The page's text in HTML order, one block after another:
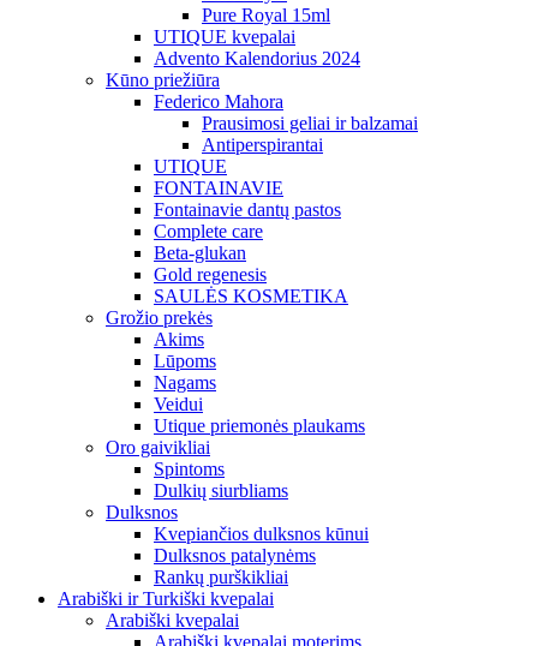
Pure Royal 15ml
UTIQUE kvepalai
Advento Kalendorius 2024
Kūno priežiūra
Federico Mahora
Prausimosi geliai ir balzamai
Antiperspirantai
UTIQUE
FONTAINAVIE
Fontainavie dantų pastos
Complete care
Beta-glukan
Gold regenesis
SAULĖS KOSMETIKA
Grožio prekės
Akims
Lūpoms
Nagams
Veidui
Utique priemonės plaukams
Oro gaivikliai
Spintoms
Dulkių siurbliams
Dulksnos
Kvepiančios dulksnos kūnui
Dulksnos patalynėms
Rankų purškikliai
Arabiški ir Turkiški kvepalai
Arabiški kvepalai
Arabiški kvepalai moterims